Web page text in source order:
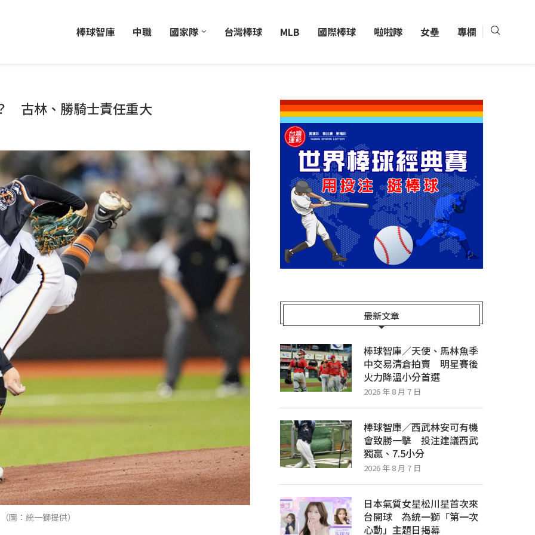
棒球智庫 中職 國家隊 台灣棒球 MLB 國際棒球 啦啦隊 女壘 專欄
古林、勝騎士責任重大
圖：統一獅提供）
最新文章
棒球智庫／天使、馬林魚季
中交易清倉拍賣 明星賽後
火力降溫小分首選
2026 年 8 月 7 日
棒球智庫／西武林安可有機
會致勝一擊 投注建議西武
獨贏、7.5小分
2026 年 8 月 7 日
日本氣質女星松川星首次來
台開球 為統一獅「第一次
心動」主題日揭幕